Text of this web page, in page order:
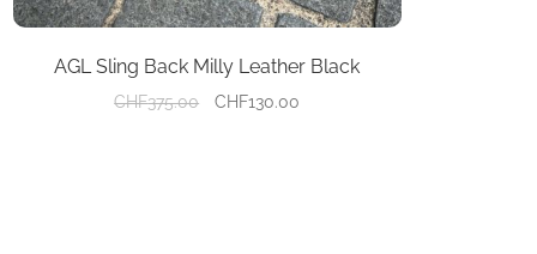
AGL Sling Back Milly Leather Black
CHF375.00
Ursprünglicher
CHF130.00Aktueller